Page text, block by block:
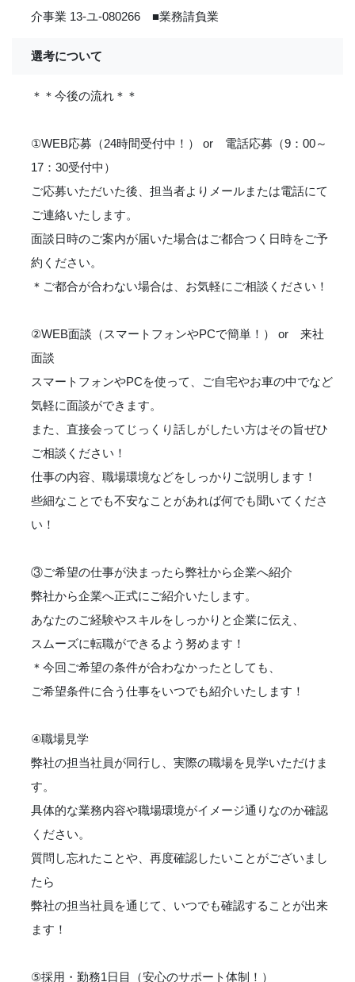
介事業 13-ユ-080266 ■業務請負業
選考について
＊＊今後の流れ＊＊
①WEB応募（24時間受付中！） or 電話応募（9：00～
17：30受付中）
ご応募いただいた後、担当者よりメールまたは電話にて
ご連絡いたします。
面談日時のご案内が届いた場合はご都合つく日時をご予
約ください。
＊ご都合が合わない場合は、お気軽にご相談ください！
②WEB面談（スマートフォンやPCで簡単！） or 来社
面談
スマートフォンやPCを使って、ご自宅やお車の中でなど
気軽に面談ができます。
また、直接会ってじっくり話しがしたい方はその旨ぜひ
ご相談ください！
仕事の内容、職場環境などをしっかりご説明します！
些細なことでも不安なことがあれば何でも聞いてくださ
い！
③ご希望の仕事が決まったら弊社から企業へ紹介
弊社から企業へ正式にご紹介いたします。
あなたのご経験やスキルをしっかりと企業に伝え、
スムーズに転職ができるよう努めます！
＊今回ご希望の条件が合わなかったとしても、
ご希望条件に合う仕事をいつでも紹介いたします！
④職場見学
弊社の担当社員が同行し、実際の職場を見学いただけま
す。
具体的な業務内容や職場環境がイメージ通りなのか確認
ください。
質問し忘れたことや、再度確認したいことがございまし
たら
弊社の担当社員を通じて、いつでも確認することが出来
ます！
⑤採用・勤務1日目（安心のサポート体制！）